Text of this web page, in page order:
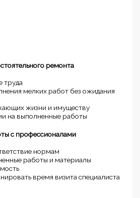
ремонта
труда
мелких работ без ожидания
жизни и имуществу
на выполненные работы
с профессионалами
нормам
работы и материалы
время визита специалиста